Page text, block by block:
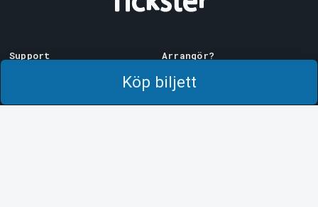
Köp biljett
Support
Arrangör?
Logga in i Manager